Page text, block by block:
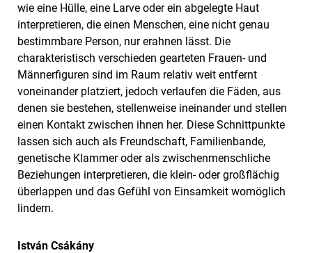
wie eine Hülle, eine Larve oder ein abgelegte Haut
interpretieren, die einen Menschen, eine nicht genau
bestimmbare Person, nur erahnen lässt. Die
charakteristisch verschieden gearteten Frauen- und
Männerfiguren sind im Raum relativ weit entfernt
voneinander platziert, jedoch verlaufen die Fäden, aus
denen sie bestehen, stellenweise ineinander und stellen
einen Kontakt zwischen ihnen her. Diese Schnittpunkte
lassen sich auch als Freundschaft, Familienbande,
genetische Klammer oder als zwischenmenschliche
Beziehungen interpretieren, die klein- oder großflächig
überlappen und das Gefühl von Einsamkeit womöglich
lindern.
István Csákány